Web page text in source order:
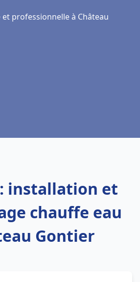
professionnelle à Château
installation et
chauffe eau
Gontier